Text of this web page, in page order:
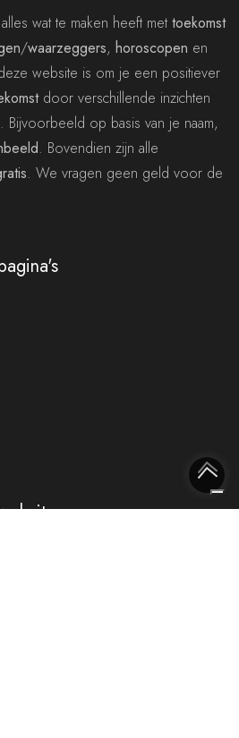
wat te maken heeft met toekomst
/waarzeggers, horoscopen en
website is om je een positiever
door verschillende inzichten
Bijvoorbeeld op basis van je naam,
. Bovendien zijn alle
. We vragen geen geld voor de